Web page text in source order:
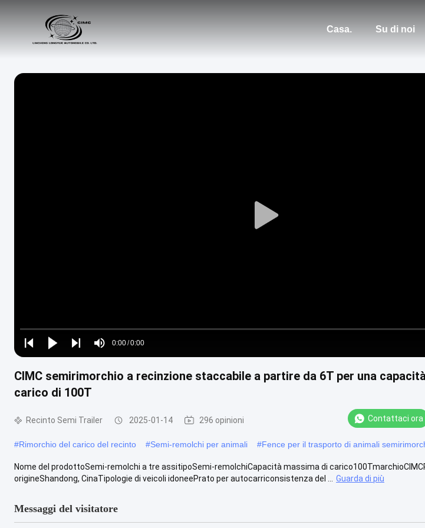
Casa. Su di noi
Play
Play
Play
Play
Mute
Time
0:00/0:00
Loaded:
0%
CIMC semirimorchio a recinzione staccabile a partire da 6T per una
carico di 100T
Recinto Semi Trailer 2025-01-14 296 opinioni Contattaci ora
#Rimorchio del carico del recinto #Semi-remolchi per animali #Fence per il trasporto di animali
Nome del prodottoSemi-remolchi a tre assitipoSemi-remolchiCapacità massima di
origineShandong, CinaTipologie di veicoli idoneePrato per autocarriconsistenza del ...
Guarda di più
Messaggi del visitatore